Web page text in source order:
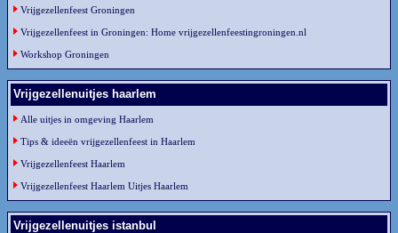
Vrijgezellenfeest Groningen
Vrijgezellenfeest in Groningen: Home vrijgezellenfeestingroningen.nl
Workshop Groningen
Vrijgezellenuitjes haarlem
Alle uitjes in omgeving Haarlem
Tips & ideeën vrijgezellenfeest in Haarlem
Vrijgezellenfeest Haarlem
Vrijgezellenfeest Haarlem Uitjes Haarlem
Vrijgezellenuitjes istanbul